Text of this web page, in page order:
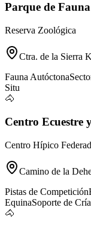
Parque de
Reserva Zoológica
Ctra. de la Sierra
Fauna Autóctona
Situ
🐴
Centro Ecuestre
Centro Hípico
Camino de la
Pistas de Competición
EquinaSoporte de Cría
🐴